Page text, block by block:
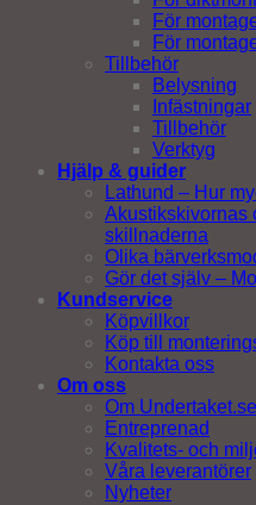
För
För
Tillbehör
Belysning
Infästningar
Tillbehör
Verktyg
Hjälp & guider
Lathund – Hur
Akustikskivornas
skillnaderna
Olika
Gör det själv –
Kundservice
Köpvillkor
Köp till
Kontakta oss
Om oss
Om Undertaket.se
Entreprenad
Kvalitets- och
Våra leverantörer
Nyheter